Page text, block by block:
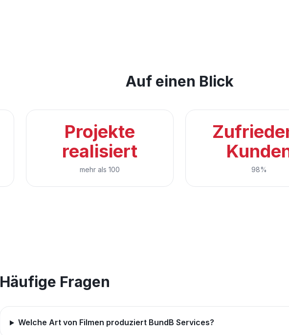
Auf einen Blick
Projekte
realisiert
mehr als 100 98%
Häufige Fragen
Welche Art von Filmen produziert BundB Services?